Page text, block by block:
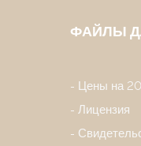
ФАЙЛЫ
Цены на
Лицензия